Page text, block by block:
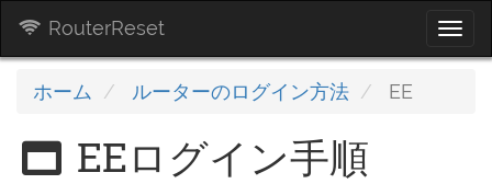
RouterReset
ホーム ルーターのログイン方法 EE
EEログイン手順